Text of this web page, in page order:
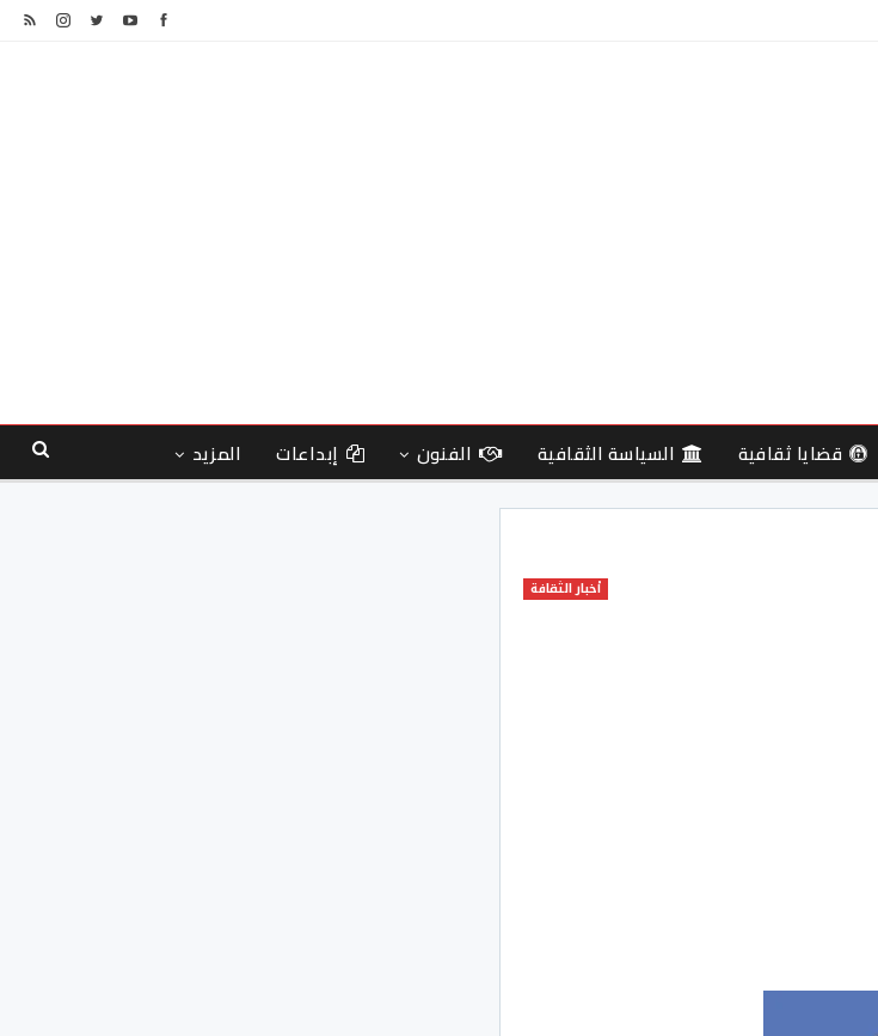
قضايا ثقافية السياسة الثقافية الفنون إبداعات المزيد
أخبار الثقافة